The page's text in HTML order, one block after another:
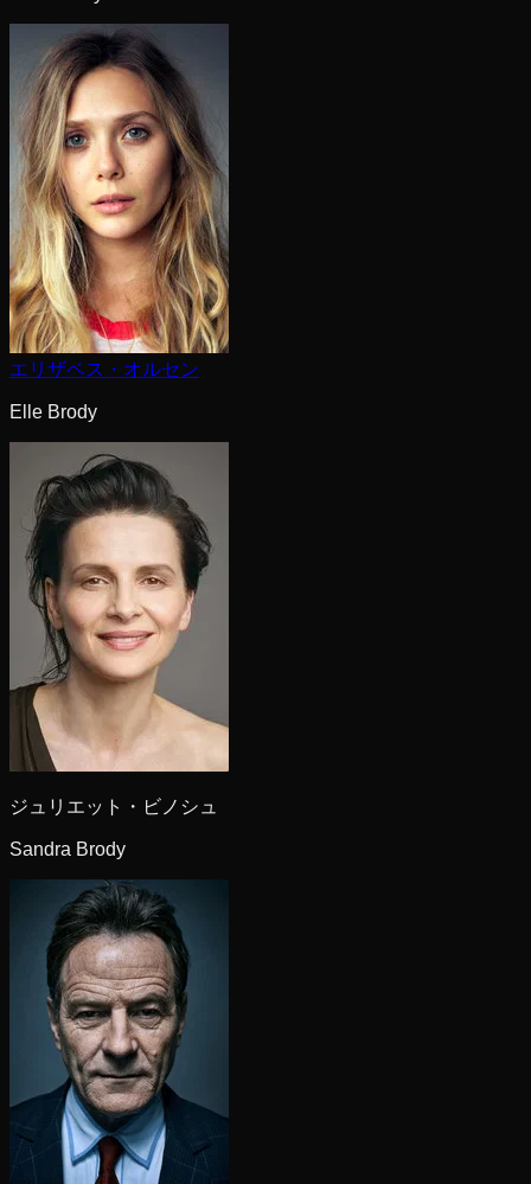
エリザベス・オルセン
Elle Brody
ジュリエット・ビノシュ
Sandra Brody